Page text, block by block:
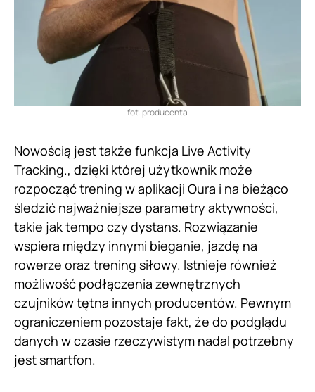
fot. producenta
Nowością jest także funkcja Live Activity
Tracking., dzięki której użytkownik może
rozpocząć trening w aplikacji Oura i na bieżąco
śledzić najważniejsze parametry aktywności,
takie jak tempo czy dystans. Rozwiązanie
wspiera między innymi bieganie, jazdę na
rowerze oraz trening siłowy. Istnieje również
możliwość podłączenia zewnętrznych
czujników tętna innych producentów. Pewnym
ograniczeniem pozostaje fakt, że do podglądu
danych w czasie rzeczywistym nadal potrzebny
jest smartfon.